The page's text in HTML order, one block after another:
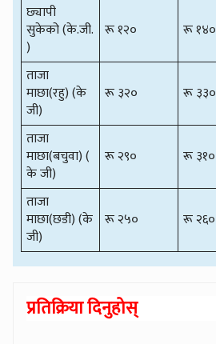
छ्यापी
सुकेको (के.जी.
)
रू १२० रू १४०
ताजा
माछा(रहु) (के
जी)
रू ३२० रू ३३०
ताजा
माछा(बचुवा) (
के जी)
रू २९० रू ३१०
ताजा
माछा(छडी) (के
जी)
रू २५० रू २६०
प्रतिक्रिया दिनुहोस्